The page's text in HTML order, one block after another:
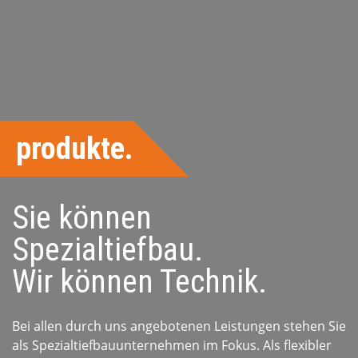
produkte.
Sie können
Spezialtiefbau.
Wir können Technik.
Bei allen durch uns angebotenen Leistungen stehen Sie
als Spezialtiefbauunternehmen im Fokus. Als flexibler